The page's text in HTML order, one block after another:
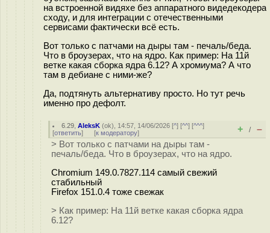
на встроенной видяхе без аппаратного видедекодера
сходу, и для интеграции с отечественными
сервисами фактически всё есть.
Вот только с патчами на дыры там - печаль/беда.
Что в броузерах, что на ядро. Как пример: На 11й
ветке какая сборка ядра 6.12? А хромиума? А что
там в дебиане с ними-же?
Да, подтянуть альтернативу просто. Но тут речь
именно про дефолт.
6.29 ,AleksK (ok), 14:57, 14/06/2026 [^] [^^] [^^^]
[ответить] [к модератору] + / –
> Вот только с патчами на дыры там -
печаль/беда. Что в броузерах, что на ядро.
Chromium 149.0.7827.114 самый свежий
стабильный
Firefox 151.0.4 тоже свежак
> Как пример: На 11й ветке какая сборка ядра
6.12?